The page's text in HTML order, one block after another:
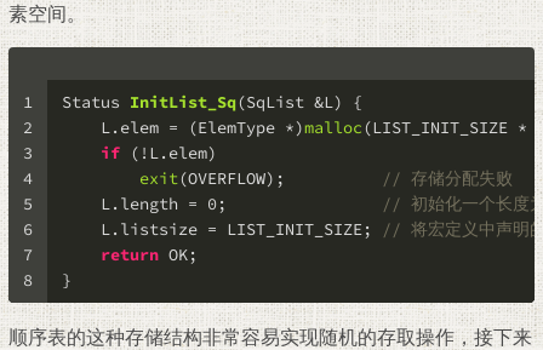
素空间。
1
2
3
4
5
6
7
8
Status InitList_Sq(SqList &L)
{
    L.elem = (ElemType *)
malloc(LIST_INIT_SIZE *
if (!L.elem)
exit(OVERFLOW);
// 存储分配失败
    L.length =
0;
// 初始化一个长度
    L.listsize = LIST_INIT_SIZE;
// 将宏定义中声明
return OK;
}
顺序表的这种存储结构非常容易实现随机的存取操作，接下来